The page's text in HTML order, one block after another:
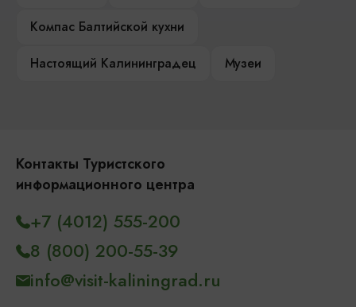
Компас Балтийской кухни
Настоящий Калининградец
Музеи
Контакты Туристского
информационного центра
+7 (4012) 555-200
8 (800) 200-55-39
info@visit-kaliningrad.ru